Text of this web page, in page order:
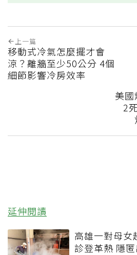
上一篇
移動式冷氣怎麼擺才會
涼？離牆至少50公分 4個
細節影響冷房效率
美
2
延伸閱讀
高雄一對母女
診登革熱 隱